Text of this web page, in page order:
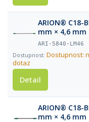
ARION® C18-
mm × 4,6 mm
ARI-5840-LM46
Dostupnost:
dotaz
Detail
ARION® C18-
mm × 4,6 mm